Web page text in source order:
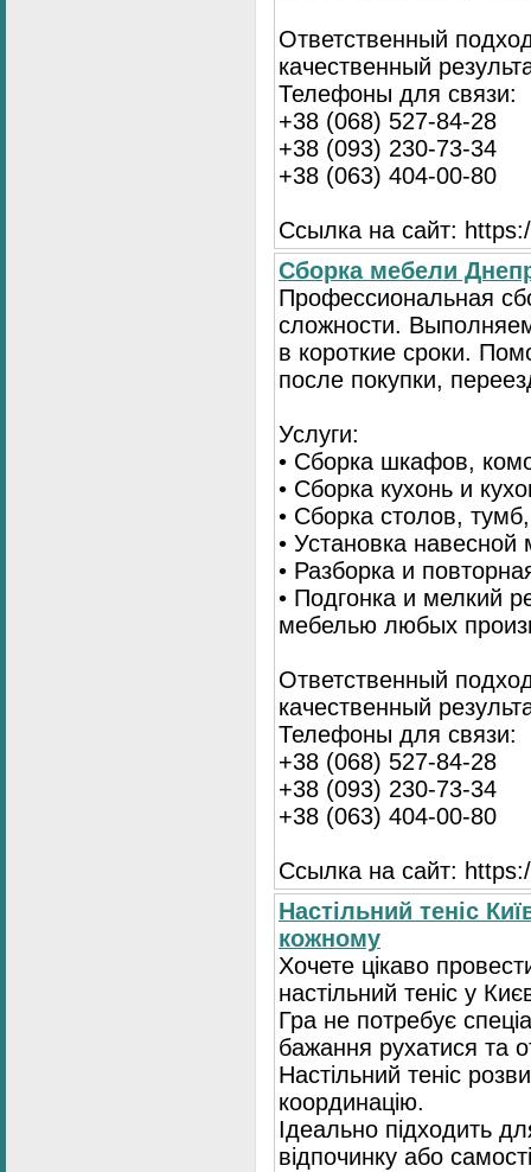
Ответственный
качественный
Телефоны для связи:
+38 (068) 527-84-28
+38 (093) 230-73-34
+38 (063) 404-00-80
Ссылка на сайт:
Сборка мебели
Профессиональная
сложности.
в короткие сроки.
после покупки,
Услуги:
• Сборка шкафов,
• Сборка кухонь и
• Сборка столов,
• Установка
• Разборка и
• Подгонка и мелкий
мебелью любых
Ответственный
качественный
Телефоны для связи:
+38 (068) 527-84-28
+38 (093) 230-73-34
+38 (063) 404-00-80
Ссылка на сайт:
Настільний теніс
кожному
Хочете цікаво
настільний теніс у
Гра не потребує
бажання рухатися та
Настільний теніс
координацію.
Ідеально підходить
відпочинку або